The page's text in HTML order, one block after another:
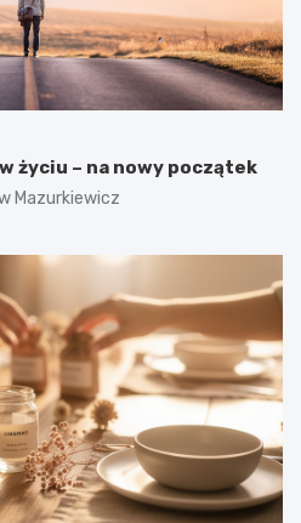
życiu – na nowy początek
Mazurkiewicz